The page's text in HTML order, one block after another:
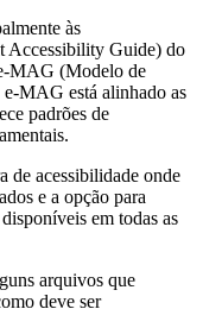
às
Accessibility Guide) do
MAG (Modelo de
MAG está alinhado as
padrões de
de acessibilidade onde
e a opção para
em todas as
arquivos que
deve ser